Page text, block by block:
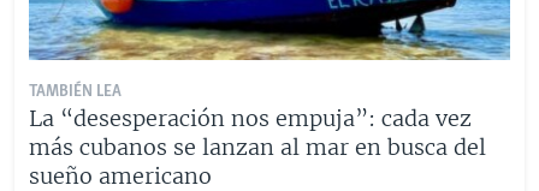
TAMBIÉN LEA
La “desesperación nos empuja”: cada vez
más cubanos se lanzan al mar en busca del
sueño americano